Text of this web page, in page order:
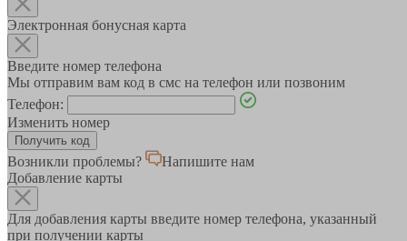
Электронная бонусная карта
Введите номер телефона
Мы отправим вам код в смс на телефон или позвоним
Телефон:
Изменить номер
Возникли проблемы?
Напишите нам
Добавление карты
Для добавления карты введите номер телефона, указанный
при получении карты